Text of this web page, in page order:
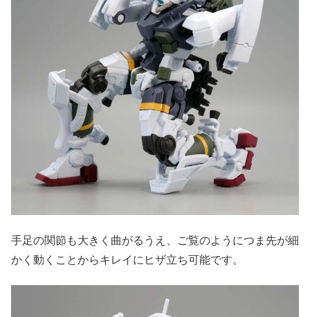
手足の関節も大きく曲がるうえ、ご覧のようにつま先が細
かく動くことからキレイにヒザ立ち可能です。